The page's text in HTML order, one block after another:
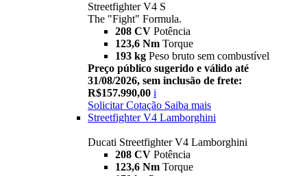
Streetfighter V4 S
The "Fight" Formula.
208 CV Potência
123,6 Nm Torque
193 kg Peso bruto sem combustível
Preço público sugerido e válido até
31/08/2026, sem inclusão de frete:
R$157.990,00 i
Solicitar Cotação Saiba mais
Streetfighter V4 Lamborghini
Ducati Streetfighter V4 Lamborghini
208 CV Potência
123,6 Nm Torque